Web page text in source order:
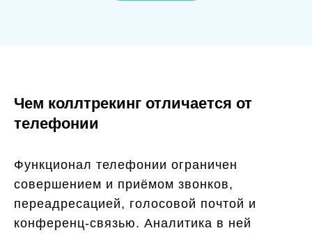
Чем коллтрекинг отличается от
телефонии
Функционал телефонии ограничен
совершением и приёмом звонков,
переадресацией, голосовой почтой и
конференц-связью. Аналитика в ней